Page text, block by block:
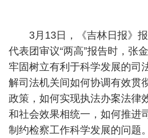
3月13日，《吉林日报》报
代表团审议“两高”报告时，张
牢固树立有利于科学发展的司
解司法机关间如何协调有效贯
政策，如何实现执法办案法律
和社会效果相统一，如何推进
制约检察工作科学发展的问题。